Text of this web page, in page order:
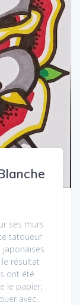
ses murs
tatoueur
résultat
ont été
le papier,
avec…